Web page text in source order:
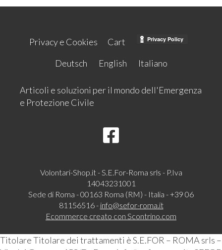
Privacy e Cookies
Cart
Deutsch
English Italiano
Articoli e soluzioni per il mondo dell'Emergenza
e Protezione Civile
Volontari-Shop.it - S.E.For-Roma srls - P.Iva
14043231001
Sede di Roma - 00163 Roma (RM) - Italia - +39 06
81156516 - info@sefor-roma.it
Ecommerce creato con Scontrino.com
Titolare Titolare dei trattamenti è S.E.FOR – ROMA srls –